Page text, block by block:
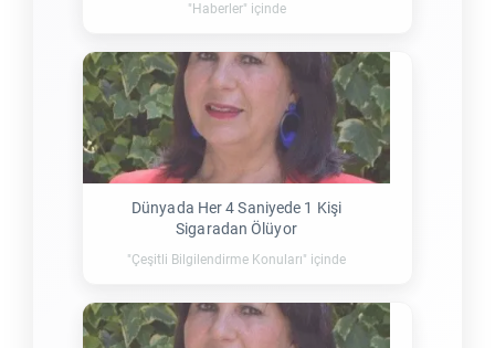
"Haberler" içinde
Dünyada Her 4 Saniyede 1 Kişi
Sigaradan Ölüyor
"Çeşitli Bilgilendirme Konuları" içinde